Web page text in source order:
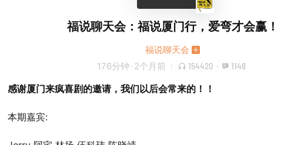
福说聊天会：福说厦门行，爱弯才会赢！
福说聊天会
176分钟 · 2个月前 154420 · 1148
感谢厦门来疯喜剧的邀请，我们以后会常来的！！
本期嘉宾: